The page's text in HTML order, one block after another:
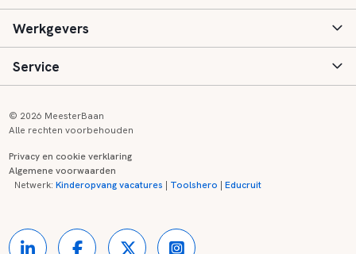
Speciaal (basis) onderwijs
Voortgezet onderwijs
Kinderopvang
Aanmelden
Vacatures
Zij-instroom informatie
Werkgevers
Inloggen
Registreren
Service
Onderwijs links
© 2026 MeesterBaan
Alle rechten voorbehouden
Privacy en cookie verklaring
Algemene voorwaarden
Netwerk:Kinderopvang vacatures | Toolshero |Educruit